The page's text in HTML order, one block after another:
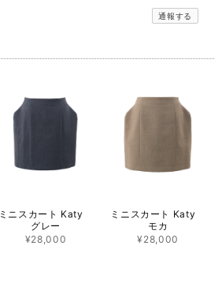
通報する
ミニスカート Katy
グレー
¥28,000
ミニスカート Katy
モカ
¥28,000